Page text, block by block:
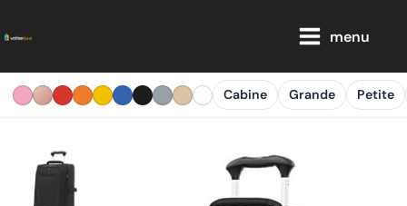
au
menu
Cabine Grande Petite